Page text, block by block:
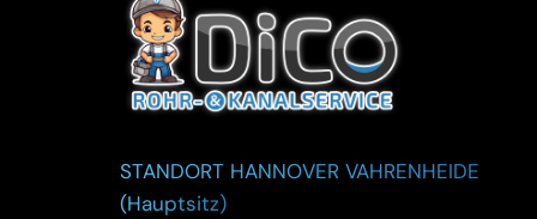
STANDORT HANNOVER VAHRENHEIDE
(Hauptsitz)